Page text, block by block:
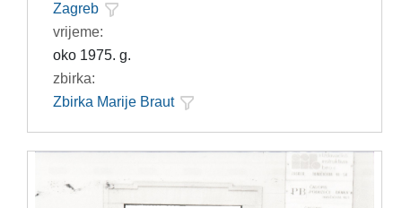
Zagreb
vrijeme:
oko 1975. g.
zbirka:
Zbirka Marije Braut